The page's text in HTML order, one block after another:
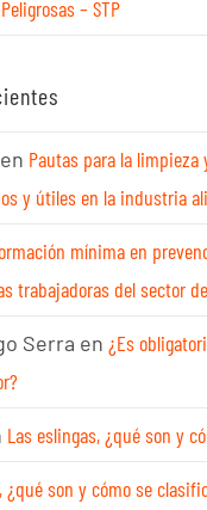
– STP
en Pautas para la
y útiles en la industria
mínima en
trabajadoras del sector
Serra en ¿Es
Las eslingas, ¿qué son y
¿qué son y cómo se